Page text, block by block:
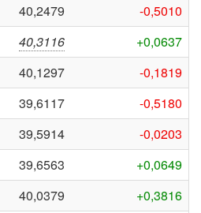
40,2479
-0,5010
40,3116
+0,0637
40,1297
-0,1819
39,6117
-0,5180
39,5914
-0,0203
39,6563
+0,0649
40,0379
+0,3816